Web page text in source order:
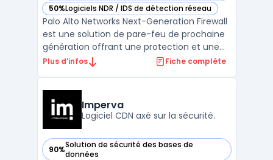
50%Logiciels NDR / IDS de détection réseau
— voir Palo Alto Networks Next-Generation Firewall dans
Palo Alto Networks Next-Generation Firewall
est une solution de pare-feu de prochaine
génération offrant une protection et une
visibilité complètes pour les entreprises de
de sécurité grâce à une combinaison de
préventio ...
Plus d’infos Fiche complète
Imperva
Logiciel CDN axé sur la sécurité.
90%Solution de sécurité des bases de
données
— voir Imperva dans cette catégorie